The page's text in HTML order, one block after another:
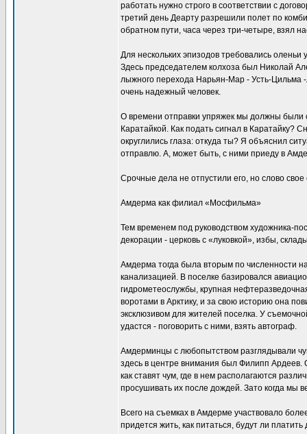
работать нужно строго в соответствии с
третий день Деарту разрешили полет по
обратном пути, часа через три-четыре, взял
Для нескольких эпизодов требовались
Здесь председателем колхоза был Николай
лыжного перехода Нарьян-Мар - Усть-Цильма
очень надежный человек.
О времени отправки упряжек мы должны были
Каратайкой. Как подать сигнал в Каратайку?
округлились глаза: откуда ты? Я объяснил
отправлю. А, может быть, с ними приеду в
Срочные дела не отпустили его, но слово
Амдерма как филиал «Мосфильма»
Тем временем под руководством художника-
декорации - церковь с «луковкой», избы,
Амдерма тогда была вторым по численности
канализацией. В поселке базировался
гидрометеослужбы, крупная
воротами в Арктику, и за свою историю она
эксклюзивом для жителей поселка. У
удастся - поговорить с ними, взять автограф.
Амдерминцы с любопытством разглядывали
здесь в центре внимания был Филипп Ардеев.
как ставят чум, где в нем располагаются
просушивать их после дождей. Зато когда мы
Всего на съемках в Амдерме участвовало
придется жить, как питаться, будут ли